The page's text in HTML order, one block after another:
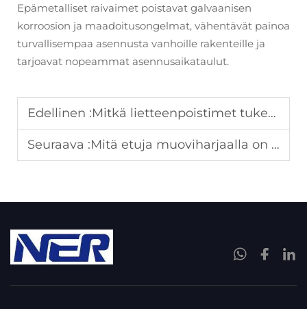
Epämetalliset raivaimet poistavat galvaanisen
korroosion ja maadoitusongelmat, vähentävät painoa
turvallisempaa asennusta vanhoille rakenteille ja
tarjoavat nopeammat asennusaikataulut.
Edellinen :Mitkä lietteenpoistimet tukevat jätevesiasemien erinäisiä suurtilaustoja?
Seuraava :Mitä etuja muoviharjaalla on lieteen käsittelyssä?